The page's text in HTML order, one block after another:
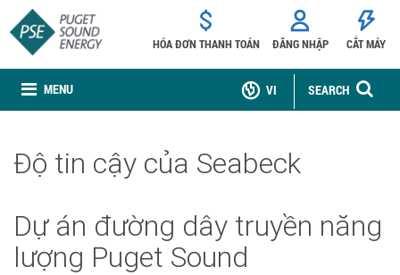
MENU
HÓA ĐƠN THANH TOÁN ĐĂNG NHẬP CẮT MÁY
SEARCH
VI
Độ tin cậy của Seabeck
Dự án đường dây truyền năng
lượng Puget Sound